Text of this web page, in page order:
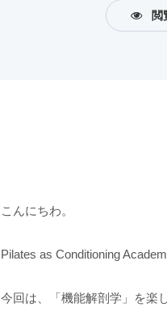
閲
こんにちわ。
Pilates as Conditioning
今回は、「機能解剖学」を楽